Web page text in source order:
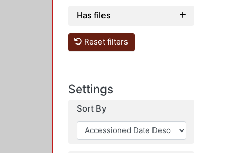
Has files
Reset filters
Settings
Sort By